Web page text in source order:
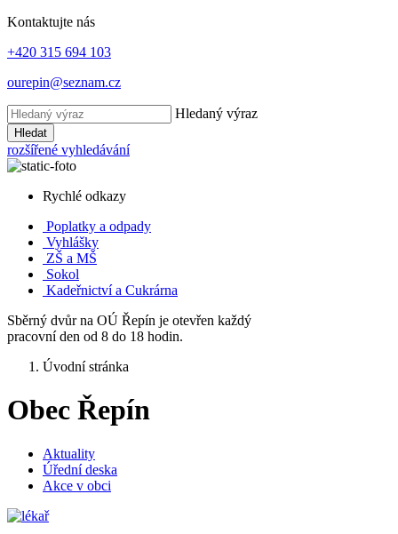
Kontaktujte nás
+420 315 694 103
ourepin@seznam.cz
Hledaný výraz
Hledat
rozšířené vyhledávání
Rychlé odkazy
Poplatky a odpady
Vyhlášky
ZŠ a MŠ
Sokol
Kadeřnictví a Cukrárna
Sběrný dvůr na OÚ Řepín je otevřen každý
pracovní den od 8 do 18 hodin.
Úvodní stránka
Obec Řepín
Aktuality
Úřední deska
Akce v obci